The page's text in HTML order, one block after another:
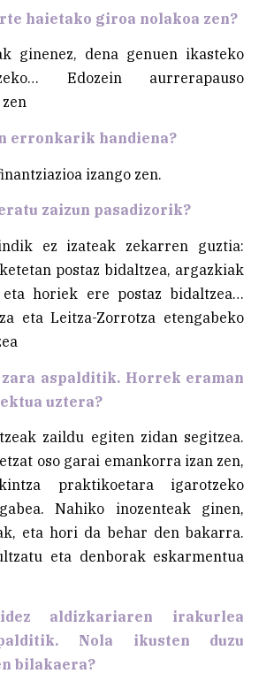
haietako giroa nolakoa zen?
ginenez, dena genuen ikasteko
Edozein aurrerapauso
erronkarik handiena?
izango zen.
zaizun pasadizorik?
ez izateak zekarren guztia:
postaz bidaltzea, argazkiak
eta horiek ere postaz bidaltzea…
eta Leitza-Zorrotza etengabeko
aspalditik. Horrek eraman
uztera?
zaildu egiten zidan segitzea.
oso garai emankorra izan zen,
praktikoetara igarotzeko
Nahiko inozenteak ginen,
eta hori da behar den bakarra.
eta denborak eskarmentua
aldizkariaren irakurlea
Nola ikusten duzu
bilakaera?